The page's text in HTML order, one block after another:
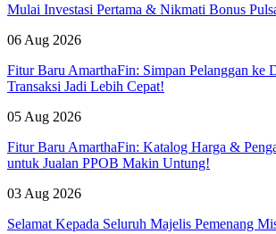
Mulai Investasi Pertama & Nikmati Bonus
06 Aug 2026
Fitur Baru AmarthaFin: Simpan Pelanggan ke
Transaksi Jadi Lebih Cepat!
05 Aug 2026
Fitur Baru AmarthaFin: Katalog Harga &
untuk Jualan PPOB Makin Untung!
03 Aug 2026
Selamat Kepada Seluruh Majelis Pemenang